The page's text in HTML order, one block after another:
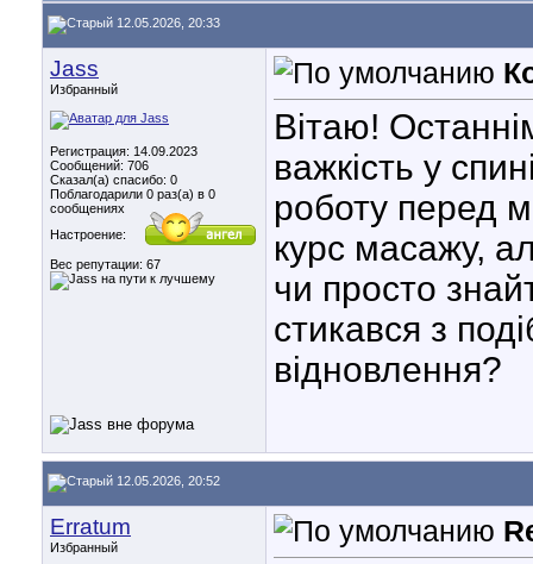
12.05.2026, 20:33
Jass
Избранный
Регистрация: 14.09.2023
Сообщений: 706
Сказал(а) спасибо: 0
Поблагодарили 0 раз(а) в 0
сообщениях
Настроение:
Вес репутации: 67
Вітаю!
важкість у
роботу перед
курс масажу,
чи просто
стикався з
відновлення?
12.05.2026, 20:52
Erratum
Избранный